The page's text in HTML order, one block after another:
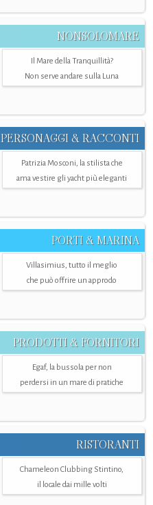
NONSOLOMARE
Il Mare della Tranquillità?
Non serve andare sulla Luna
PERSONAGGI & RACCONTI
Patrizia Mosconi, la stilista che
ama vestire gli yacht più eleganti
PORTI & MARINA
Villasimius, tutto il meglio
che può offrire un approdo
PRODOTTI & FORNITORI
Egaf, la bussola per non
perdersi in un mare di pratiche
RISTORANTI
Chameleon Clubbing Stintino,
il locale dai mille volti